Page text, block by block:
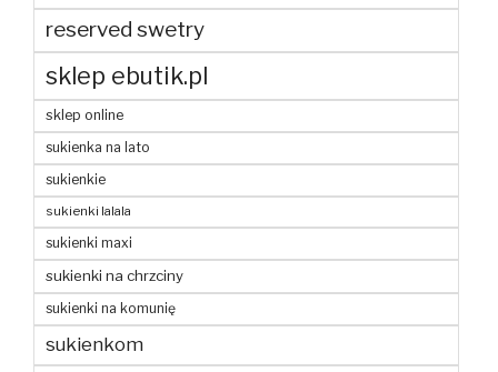
reserved swetry
sklep ebutik.pl
sklep online
sukienka na lato
sukienkie
sukienki lalala
sukienki maxi
sukienki na chrzciny
sukienki na komunię
sukienkom